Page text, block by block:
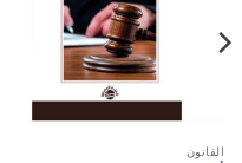
القانون